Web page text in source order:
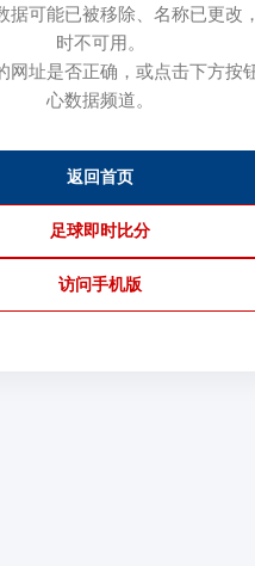
据可能已被移除、名称已更改
时不可用。
网址是否正确，或点击下方按
心数据频道。
返回首页
足球即时比分
访问手机版